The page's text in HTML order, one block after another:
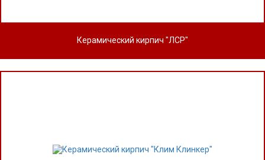
Керамический кирпич "ЛСР"